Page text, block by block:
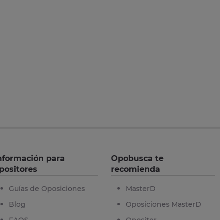
para
Guías de Oposiciones
Blog
Opobusca te
recomienda
MasterD
Oposiciones MasterD